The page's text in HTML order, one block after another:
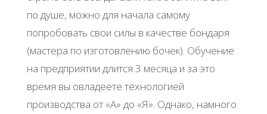
по душе, можно для начала самому
попробовать свои силы в качестве бондаря
(мастера по изготовлению бочек). Обучение
на предприятии длится 3 месяца и за это
время вы овладеете технологией
производства от «А» до «Я». Однако, намного